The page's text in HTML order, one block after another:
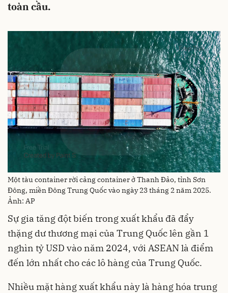
toàn cầu.
Một tàu container rời cảng container ở Thanh Đảo, tỉnh Sơn
Đông, miền Đông Trung Quốc vào ngày 23 tháng 2 năm 2025.
Ảnh: AP
Sự gia tăng đột biến trong xuất khẩu đã đẩy
thặng dư thương mại của Trung Quốc lên gần 1
nghìn tỷ USD vào năm 2024, với ASEAN là điểm
đến lớn nhất cho các lô hàng của Trung Quốc.
Nhiều mặt hàng xuất khẩu này là hàng hóa trung